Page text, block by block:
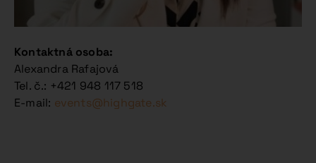
Kontaktná osoba:
Alexandra Rafajová
Tel. č.: +421 948 117 518
E-mail: events@highgate.sk